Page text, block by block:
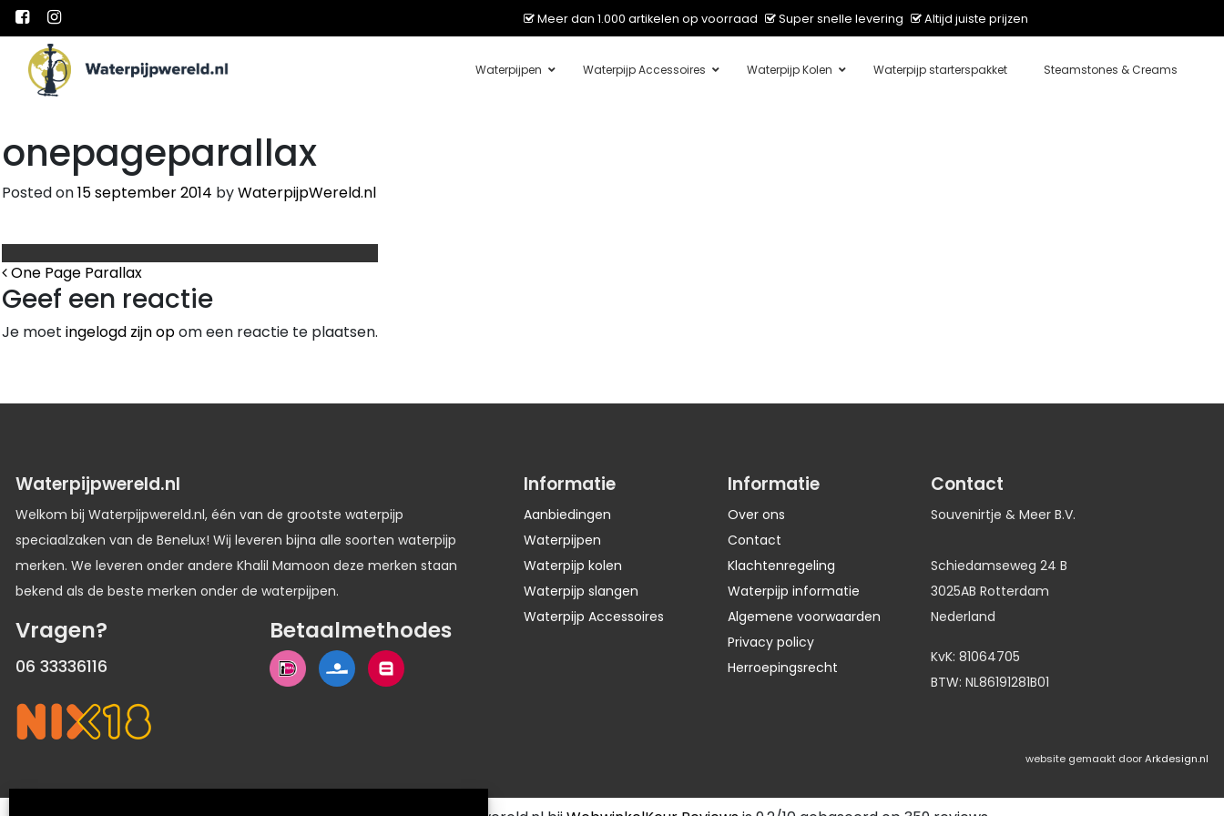
Meer dan 1.000 artikelen op voorraad Super snelle levering Altijd juiste prijzen
Main Navigation Waterpijpen Waterpijp Accessoires Waterpijp Kolen Waterpijp starterspakket Steamstones & Creams
onepageparallax
Posted on15 september 2014 byWaterpijpWereld.nl
Bericht Navigatie
One Page Parallax
Geef een reactie
Je moet ingelogd zijn opom een reactie te plaatsen.
Waterpijpwereld.nl
Welkom bij Waterpijpwereld.nl, één van de grootste waterpijp
speciaalzaken van de Benelux! Wij leveren bijna alle soorten waterpijp
merken. We leveren onder andere Khalil Mamoon deze merken staan
bekend als de beste merken onder de waterpijpen.
Vragen?
06 33336116
Betaalmethodes
Informatie
Aanbiedingen
Waterpijpen
Waterpijp kolen
Waterpijp slangen
Waterpijp Accessoires
Informatie
Over ons
Contact
Klachtenregeling
Waterpijp informatie
Algemene voorwaarden
Privacy policy
Herroepingsrecht
Contact
Souvenirtje & Meer B.V.
Schiedamseweg 24 B
3025AB Rotterdam
Nederland
KvK: 81064705
BTW: NL86191281B01
website gemaakt doorArkdesign.nl